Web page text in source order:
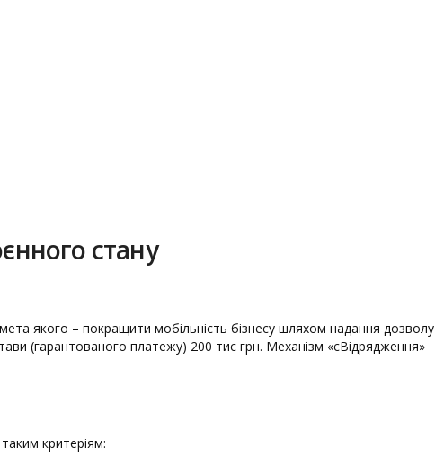
стану
якого – покращити мобільність бізнесу шляхом надання дозволу
(гарантованого платежу) 200 тис грн. Механізм «єВідрядження»
критеріям: